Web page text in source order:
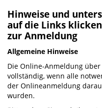
Hinweise und
auf die Links
zur Anmeldung
Allgemeine Hinweise
Die Online-Anmeldung
vollständig, wenn alle
der Onlineanmeldung
wurden.